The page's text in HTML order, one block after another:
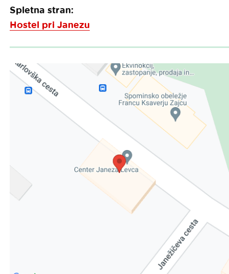
Spletna stran:
Hostel pri Janezu